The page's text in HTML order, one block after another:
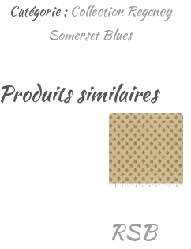
Catégorie : Collection Regency
Somerset Blues
Produits similaires
RSB